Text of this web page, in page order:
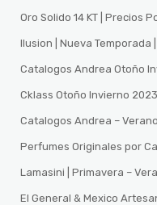
Oro Solido 14 KT | Precios
Ilusion | Nueva Temporada
Catalogos Andrea Otoño
Cklass Otoño Invierno
Catalogos Andrea –
Perfumes Originales por
Lamasini | Primavera –
El General & Mexico